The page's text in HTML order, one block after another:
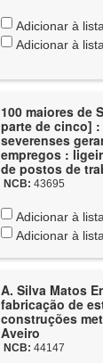
Adicionar à lista
Adicionar à
100 maiores de
parte de cinco] :
severenses
empregos :
de postos de
NCB: 43695
Adicionar à lista
Adicionar à
A. Silva Matos
fabricação de
construções
Aveiro
NCB: 44147